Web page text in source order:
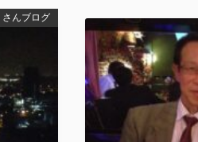
さんブログ